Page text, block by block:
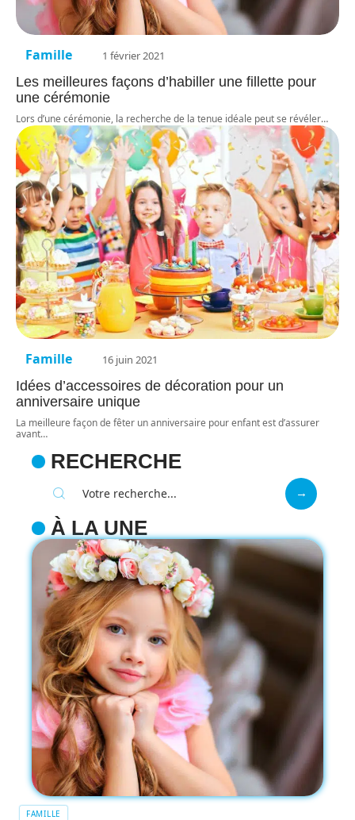
Famille 1 février 2021
Les meilleures façons d’habiller une fillette pour
une cérémonie
Lors d’une cérémonie, la recherche de la tenue idéale peut se révéler…
Famille 16 juin 2021
Idées d’accessoires de décoration pour un
anniversaire unique
La meilleure façon de fêter un anniversaire pour enfant est d’assurer
avant…
RECHERCHE
À LA UNE
FAMILLE